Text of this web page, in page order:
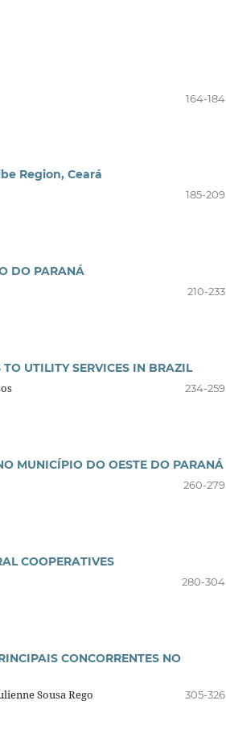
164-184
Region, Ceará
185-209
DO PARANÁ
210-233
UTILITY SERVICES IN BRAZIL
234-259
MUNICÍPIO DO OESTE DO PARANÁ
260-279
COOPERATIVES
280-304
CONCORRENTES NO
Sousa Rego
305-326